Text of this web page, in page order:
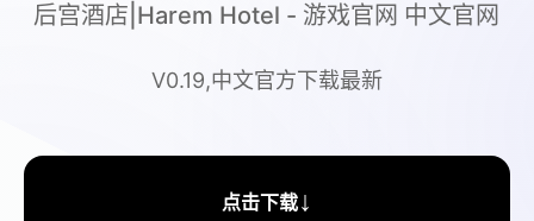
后宫酒店|Harem Hotel - 游戏官网 中文官网
V0.19,中文官方下载最新
点击下载↓